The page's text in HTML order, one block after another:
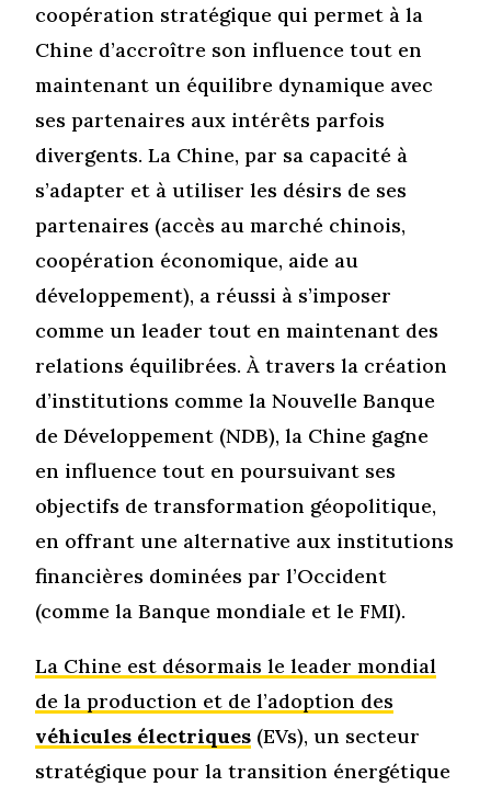
coopération stratégique qui permet à la
Chine d’accroître son influence tout en
maintenant un équilibre dynamique avec
ses partenaires aux intérêts parfois
divergents. La Chine, par sa capacité à
s’adapter et à utiliser les désirs de ses
partenaires (accès au marché chinois,
coopération économique, aide au
développement), a réussi à s’imposer
comme un leader tout en maintenant des
relations équilibrées. À travers la création
d’institutions comme la Nouvelle Banque
de Développement (NDB), la Chine gagne
en influence tout en poursuivant ses
objectifs de transformation géopolitique,
en offrant une alternative aux institutions
financières dominées par l’Occident
(comme la Banque mondiale et le FMI).
La Chine est désormais le leader mondial
de la production et de l’adoption des
véhicules électriques (EVs), un secteur
stratégique pour la transition énergétique